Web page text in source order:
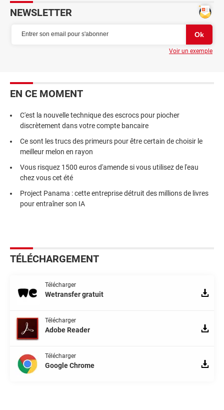
NEWSLETTER
Voir un exemple
EN CE MOMENT
C'est la nouvelle technique des escrocs pour piocher
discrètement dans votre compte bancaire
Ce sont les trucs des primeurs pour être certain de choisir le
meilleur melon en rayon
Vous risquez 1500 euros d'amende si vous utilisez de l'eau
chez vous cet été
Project Panama : cette entreprise détruit des millions de livres
pour entraîner son IA
TÉLÉCHARGEMENT
Télécharger
Wetransfer gratuit
Télécharger
Adobe Reader
Télécharger
Google Chrome